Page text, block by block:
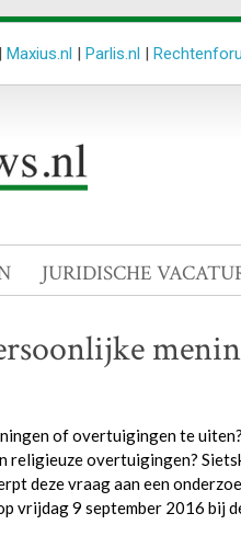
| Maxius.nl | Parlis.nl |
JURIDISCHE
of overtuigingen te
religieuze overtuigingen?
deze vraag aan een
vrijdag 9 september 2016 bij